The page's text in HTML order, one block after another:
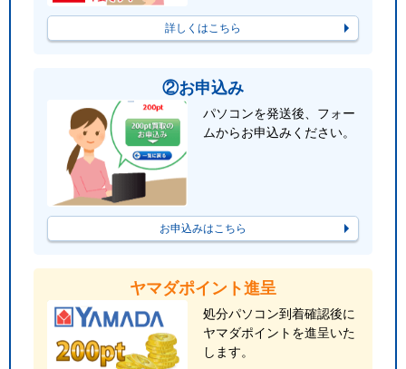
詳しくはこちら
②お申込み
パソコンを発送後、フォー
ムからお申込みください。
お申込みはこちら
ヤマダポイント進呈
処分パソコン到着確認後に
ヤマダポイントを進呈いた
します。